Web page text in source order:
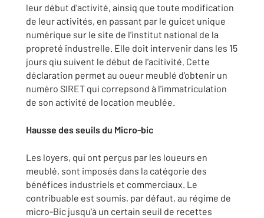
leur début d'activité, ainsiq que toute modification
de leur activités, en passant par le guicet unique
numérique sur le site de l'institut national de la
propreté industrelle. Elle doit intervenir dans les 15
jours qiu suivent le début de l'acitivité. Cette
déclaration permet au oueur meublé d'obtenir un
numéro SIRET qui correpsond à l'immatriculation
de son activité de location meublée.
Hausse des seuils du Micro-bic
Les loyers, qui ont perçus par les loueurs en
meublé, sont imposés dans la catégorie des
bénéfices industriels et commerciaux. Le
contribuable est soumis, par défaut, au régime de
micro-Bic jusqu'à un certain seuil de recettes